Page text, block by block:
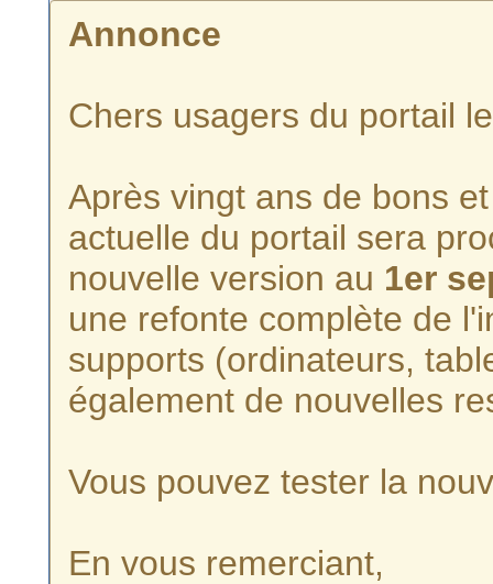
Annonce
Chers usagers du portail
Après vingt ans de bons
actuelle du portail sera
nouvelle version au 1er
une refonte complète de
supports (ordinateurs,
également de nouvelles
Vous pouvez tester la
En vous remerciant,